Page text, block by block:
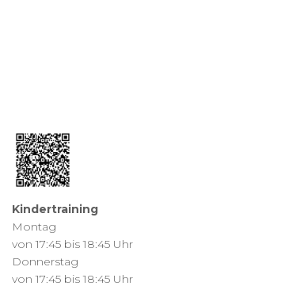
Kindertraining
Montag
von 17:45 bis 18:45 Uhr
Donnerstag
von 17:45 bis 18:45 Uhr